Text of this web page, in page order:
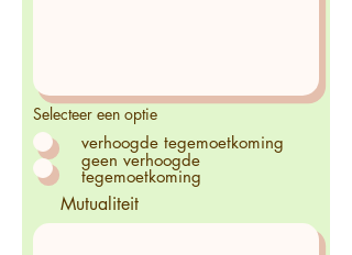
Selecteer een optie
verhoogde tegemoetkoming
geen verhoogde
tegemoetkoming
Mutualiteit